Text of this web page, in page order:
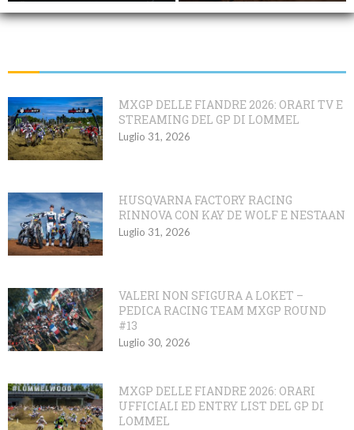
MXGP DELLE FIANDRE 2026: ORARI TV E
STREAMING DEL GP DI LOMMEL
Luglio 31, 2026
HUSQVARNA FACTORY RACING
RINNOVA CON KAY DE WOLF E NESTAAN
Luglio 31, 2026
VALERI NON SFIGURA A LOKET –
PEDICA RACING TEAM MXGP ROUND
#13
Luglio 30, 2026
MXGP DELLE FIANDRE 2026: ORARI
UFFICIALI ED ENTRY LIST DEL GP DI
LOMMEL